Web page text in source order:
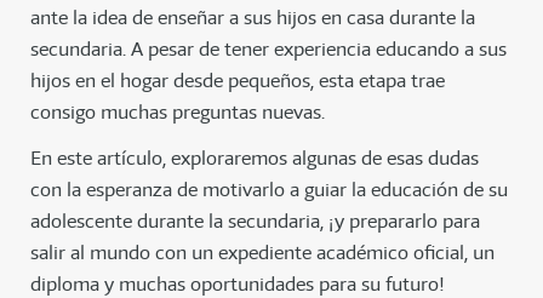
ante la idea de enseñar a sus hijos en casa durante la
secundaria. A pesar de tener experiencia educando a sus
hijos en el hogar desde pequeños, esta etapa trae
consigo muchas preguntas nuevas.
En este artículo, exploraremos algunas de esas dudas
con la esperanza de motivarlo a guiar la educación de su
adolescente durante la secundaria, ¡y prepararlo para
salir al mundo con un expediente académico oficial, un
diploma y muchas oportunidades para su futuro!